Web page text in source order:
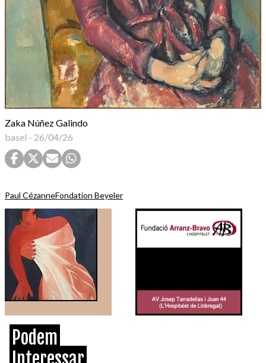
Zaka Núñez Galindo
basel - 26/04/26
Paul CézanneFondation Beyeler
Podem